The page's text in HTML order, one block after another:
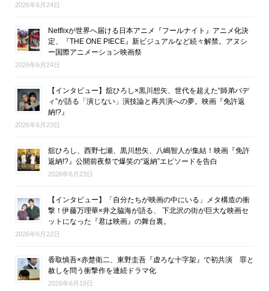
2026年6月24日
Netflixが世界へ届ける日本アニメ『フールナイト』アニメ化決
定、『THE ONE PIECE』新ビジュアルなど続々解禁。アヌシ
ー国際アニメーション映画祭
2026年6月24日
【インタビュー】舘ひろし×黒川想矢、世代を超えた“師弟バデ
ィ”が語る「演じない」演技論と再共演への夢。映画『免許返
納!?』
2026年6月23日
舘ひろし、西野七瀬、黒川想矢、八嶋智人が集結！映画『免許
返納!?』公開前夜祭で爆笑の“返納”エピソードを告白
2026年6月23日
【インタビュー】「自分たちが映画の中にいる」メタ構造の衝
撃！伊藤万理華×井之脇海が語る、 下北沢の街が巨大な映画セ
ットになった『君は映画』の舞台裏。
2026年6月22日
香取慎吾×赤楚衛二、東野圭吾『虚ろな十字架』で初共演 罪と
赦しを問う衝撃作を連続ドラマ化
2026年6月19日